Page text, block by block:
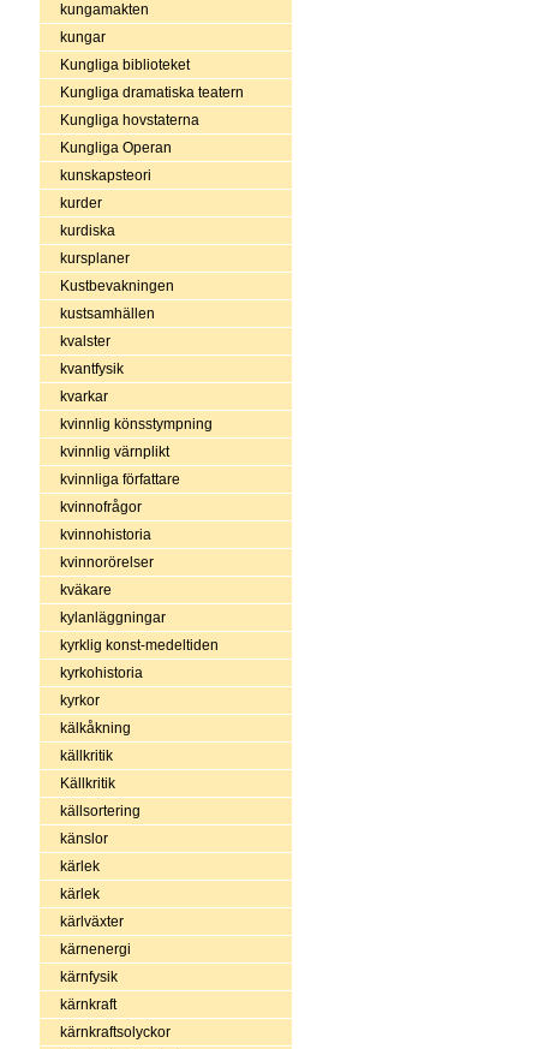
kungamakten
kungar
Kungliga biblioteket
Kungliga dramatiska teatern
Kungliga hovstaterna
Kungliga Operan
kunskapsteori
kurder
kurdiska
kursplaner
Kustbevakningen
kustsamhällen
kvalster
kvantfysik
kvarkar
kvinnlig könsstympning
kvinnlig värnplikt
kvinnliga författare
kvinnofrågor
kvinnohistoria
kvinnorörelser
kväkare
kylanläggningar
kyrklig konst-medeltiden
kyrkohistoria
kyrkor
kälkåkning
källkritik
Källkritik
källsortering
känslor
kärlek
kärlek
kärlväxter
kärnenergi
kärnfysik
kärnkraft
kärnkraftsolyckor